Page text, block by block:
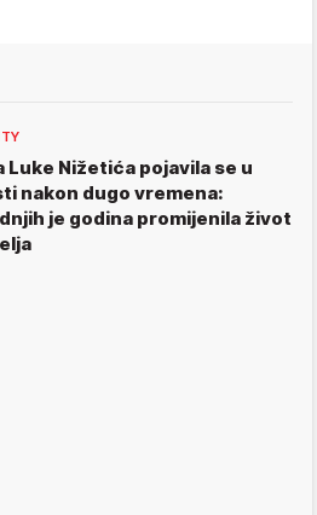
Luke Nižetića pojavila se u
nakon dugo vremena:
je godina promijenila život